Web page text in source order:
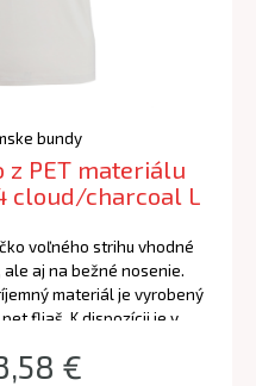
bundy
z PET materiálu
cloud/charcoal L
voľného strihu vhodné
aj na bežné nosenie.
materiál je vyrobený
fliaš. K dispozícii je v
€